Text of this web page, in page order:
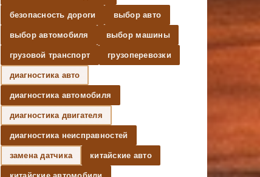
безопасность дороги выбор авто
выбор автомобиля выбор машины
грузовой транспорт грузоперевозки
диагностика авто
диагностика автомобиля
диагностика двигателя
диагностика неисправностей
замена датчика китайские авто
китайские автомобили